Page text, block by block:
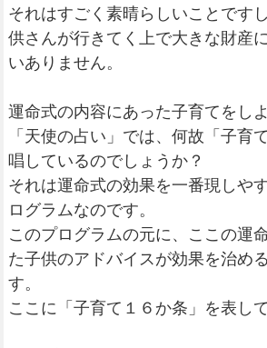
それはすごく素晴らしいことです
供さんが行きてく上で大きな財産
いありません。
運命式の内容にあった子育てをしよ
「天使の占い」では、何故「子育
唱しているのでしょうか？
それは運命式の効果を一番現しや
ログラムなのです。
このプログラムの元に、ここの運
た子供のアドバイスが効果を治め
す。
ここに「子育て１６か条」を表し